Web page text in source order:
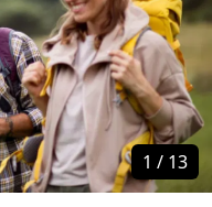
1 / 13
1 / 13